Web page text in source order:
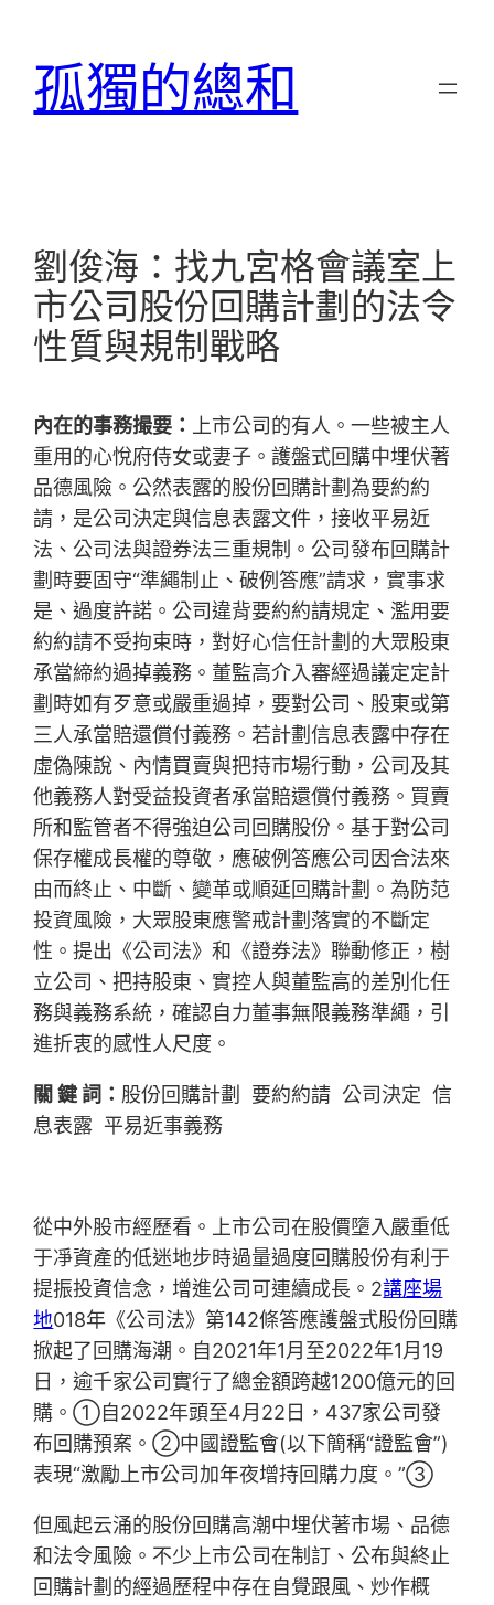
孤獨的總和
劉俊海：找九宮格會議室上
市公司股份回購計劃的法令
性質與規制戰略
內在的事務撮要： 上市公司的有人。一些被主人
重用的心悅府侍女或妻子。護盤式回購中埋伏著
品德風險。公然表露的股份回購計劃為要約約
請，是公司決定與信息表露文件，接收平易近
法、公司法與證券法三重規制。公司發布回購計
劃時要固守“準繩制止、破例答應”請求，實事求
是、過度許諾。公司違背要約約請規定、濫用要
約約請不受拘束時，對好心信任計劃的大眾股東
承當締約過掉義務。董監高介入審經過議定定計
劃時如有歹意或嚴重過掉，要對公司、股東或第
三人承當賠還償付義務。若計劃信息表露中存在
虛偽陳說、內情買賣與把持市場行動，公司及其
他義務人對受益投資者承當賠還償付義務。買賣
所和監管者不得強迫公司回購股份。基于對公司
保存權成長權的尊敬，應破例答應公司因合法來
由而終止、中斷、變革或順延回購計劃。為防范
投資風險，大眾股東應警戒計劃落實的不斷定
性。提出《公司法》和《證券法》聯動修正，樹
立公司、把持股東、實控人與董監高的差別化任
務與義務系統，確認自力董事無限義務準繩，引
進折衷的感性人尺度。
關 鍵 詞： 股份回購計劃 要約約請 公司決定 信
息表露 平易近事義務
從中外股市經歷看。上市公司在股價墮入嚴重低
于凈資產的低迷地步時過量過度回購股份有利于
提振投資信念，增進公司可連續成長。2講座場
地018年《公司法》第142條答應護盤式股份回購
掀起了回購海潮。自2021年1月至2022年1月19
日，逾千家公司實行了總金額跨越1200億元的回
購。①自2022年頭至4月22日，437家公司發
布回購預案。②中國證監會(以下簡稱“證監會”)
表現“激勵上市公司加年夜增持回購力度。”③
但風起云涌的股份回購高潮中埋伏著市場、品德
和法令風險。不少上市公司在制訂、公布與終止
回購計劃的經過歷程中存在自覺跟風、炒作概